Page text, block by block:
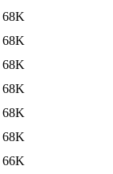
68K
68K
68K
68K
68K
68K
66K